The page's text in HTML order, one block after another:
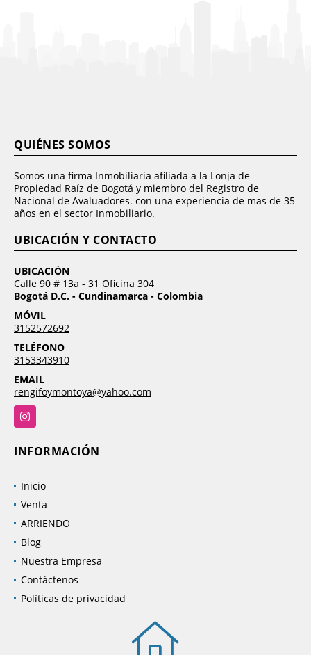
QUIÉNES SOMOS
Somos una firma Inmobiliaria afiliada a la Lonja de
Propiedad Raíz de Bogotá y miembro del Registro de
Nacional de Avaluadores. con una experiencia de mas de 35
años en el sector Inmobiliario.
UBICACIÓN Y CONTACTO
UBICACIÓN
Calle 90 # 13a - 31 Oficina 304
Bogotá D.C. - Cundinamarca - Colombia
MÓVIL
3152572692
TELÉFONO
3153343910
EMAIL
rengifoymontoya@yahoo.com
Instagram
INFORMACIÓN
Inicio
Venta
ARRIENDO
Blog
Nuestra Empresa
Contáctenos
Políticas de privacidad